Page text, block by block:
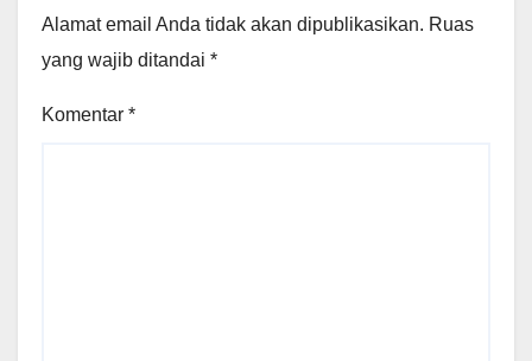
Alamat email Anda tidak akan dipublikasikan. Ruas
yang wajib ditandai *
Komentar *